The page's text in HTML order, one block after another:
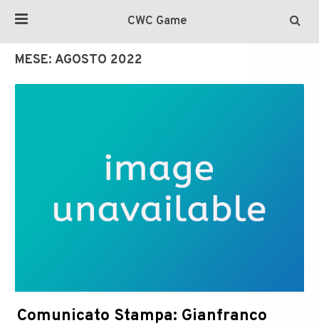
CWC Game
MESE: AGOSTO 2022
Comunicato Stampa: Gianfranco